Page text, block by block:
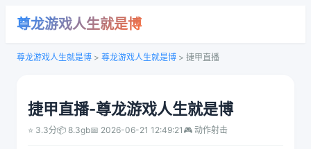
尊龙游戏人生就是博
尊龙游戏人生就是博 > 尊龙游戏人生就是博 > 捷甲直播
捷甲直播-尊龙游戏人生就是博
⭐ 3.3分📦 8.3gb📅 2026-06-21 12:49:21 🎮 动作射击